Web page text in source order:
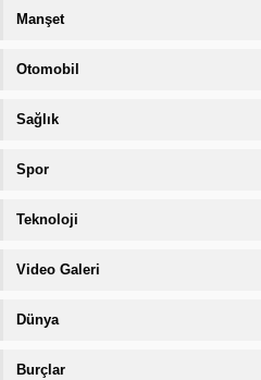
Manşet
Otomobil
Sağlık
Spor
Teknoloji
Video Galeri
Dünya
Burçlar